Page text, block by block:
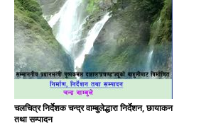
चलचित्र निर्देशक चन्द्र वाम्बुलेद्धारा निर्देशन, छायाकन
तथा सम्पादन